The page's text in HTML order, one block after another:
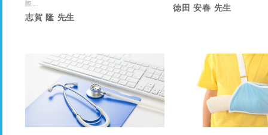
際...
志賀 隆 先生
徳田 安春 先生